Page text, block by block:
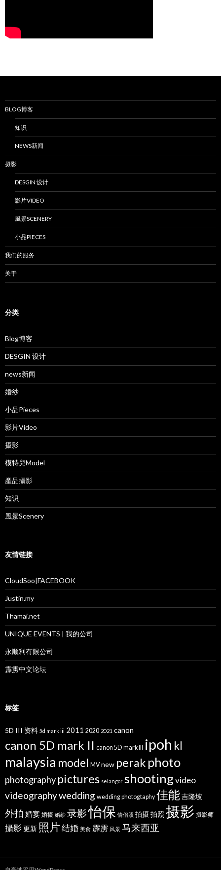
BLOG博客
知识
NEWS新闻
摄影
DESGIN 设计
影片VIDEO
風景SCENERY
小品PIECES
我们的服务
关于
分类
Blog博客
DESGIN 设计
news新闻
婚纱
小品Pieces
影片Video
摄影
模特兒Model
產品攝影
知识
風景Scenery
友情链接
CloudSoo|FACEBOOK
Justin.my
Thamai.net
UNIQUE EVENTS | 我的公司
永顺利有限公司
霹雳中文论坛
标签
5D III 资料 5d mark iii 2011 2020 2021 canon
canon 5D mark II canon 5D mark III ipoh kl
malaysia model MV new perak photo
photography pictures selangor shootingvideo
videographywedding wedding photogtaphy 佳能吉隆坡
外拍 婚宴 婚摄 婚纱 录影怡保 情侣照 拍摄拍照 摄影 摄影师
攝影 更新 照片结婚 美食 霹雳 风景 马来西亚